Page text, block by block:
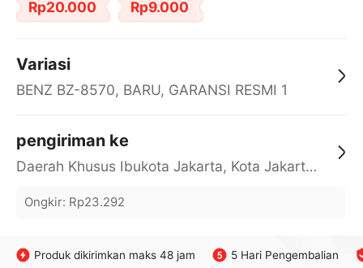
Rp20.000 Rp9.000
Variasi
BENZ BZ-8570, BARU, GARANSI RESMI 1
pengiriman ke
Daerah Khusus Ibukota Jakarta, Kota Jakarta Barat, Cengkareng, yy
Ongkir: Rp23.292
Produk dikirimkan maks 48 jam 5 Hari Pengembalian